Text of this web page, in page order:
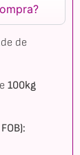
de
100kg